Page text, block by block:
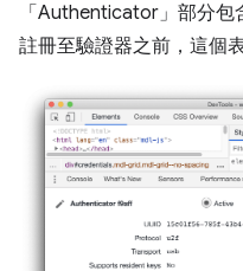
「Authenticator」 部分包
註冊至驗證器之前，這個